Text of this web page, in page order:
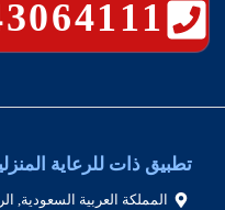
تطبيق ذات للرعاية
المملكة العربية السعودية,